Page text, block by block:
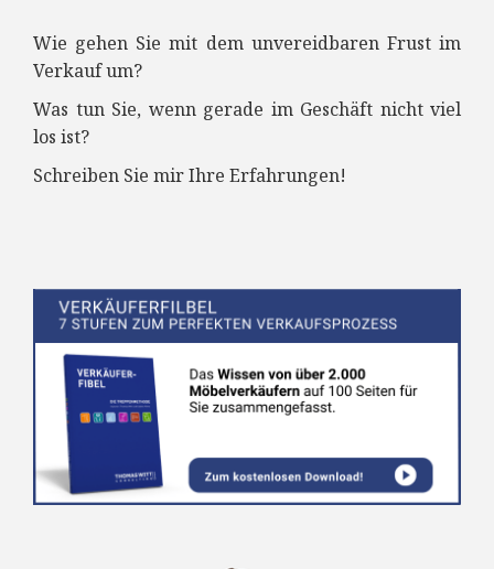
Wie gehen Sie mit dem unvereidbaren Frust im
Verkauf um?
Was tun Sie, wenn gerade im Geschäft nicht viel
los ist?
Schreiben Sie mir Ihre Erfahrungen!